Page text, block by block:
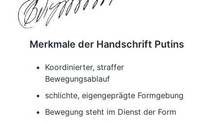
Merkmale der Handschrift Putins
Koordinierter, straffer
Bewegungsablauf
schlichte, eigengeprägte Formgebung
Bewegung steht im Dienst der Form